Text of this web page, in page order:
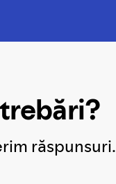
răspunsuri.